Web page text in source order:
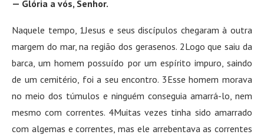
— Glória a vós, Senhor.
Naquele tempo, 1Jesus e seus discípulos chegaram à outra
margem do mar, na região dos gerasenos. 2Logo que saiu da
barca, um homem possuído por um espírito impuro, saindo
de um cemitério, foi a seu encontro. 3Esse homem morava
no meio dos túmulos e ninguém conseguia amarrá-lo, nem
mesmo com correntes. 4Muitas vezes tinha sido amarrado
com algemas e correntes, mas ele arrebentava as correntes